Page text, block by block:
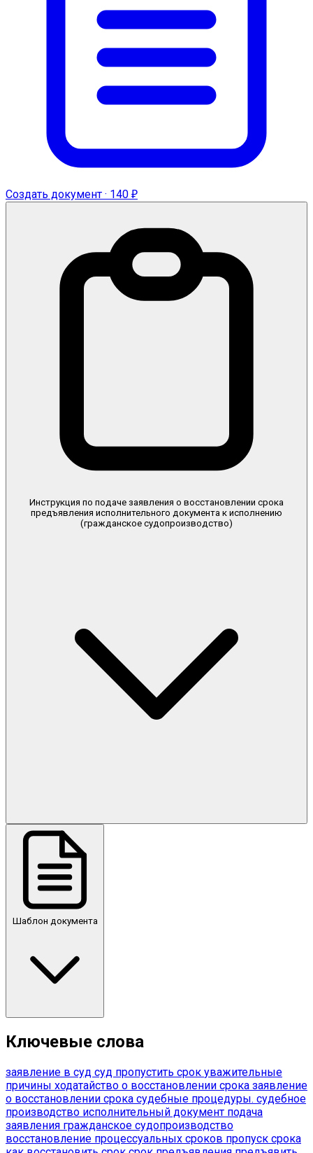
Создать документ · 140 ₽
Инструкция по подаче заявления о восстановлении срока
предъявления исполнительного документа к исполнению
(гражданское судопроизводство)
Шаблон документа
Ключевые слова
заявление в суд суд пропустить срок уважительные
причины ходатайство о восстановлении срока заявление
о восстановлении срока судебные процедуры. судебное
производство исполнительный документ подача
заявления гражданское судопроизводство
восстановление процессуальных сроков пропуск срока